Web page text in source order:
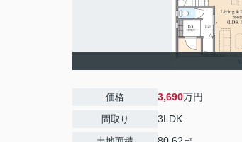
価格 3,690万円
間取り 3LDK